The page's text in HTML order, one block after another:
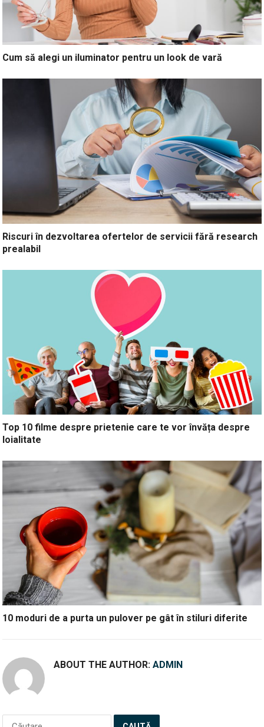
Cum să alegi un iluminator pentru un look de vară
Riscuri în dezvoltarea ofertelor de servicii fără research
prealabil
Top 10 filme despre prietenie care te vor învăța despre
loialitate
10 moduri de a purta un pulover pe gât în stiluri diferite
ABOUT THE AUTHOR:ADMIN
Caută